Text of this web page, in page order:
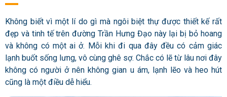
Không biết vì một lí do gì mà ngôi biệt thự được thiết kế rất
đẹp và tinh tế trên đường Trần Hưng Đạo này lại bị bỏ hoang
và không có một ai ở. Mỗi khi đi qua đây đều có cảm giác
lạnh buốt sống lưng, vô cùng ghê sợ. Chắc có lẽ từ lâu nơi đây
không có người ở nên không gian u ám, lạnh lẽo và heo hút
cũng là một điều dễ hiểu.